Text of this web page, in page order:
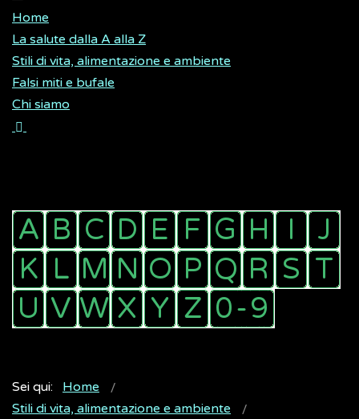
Home
La salute dalla A alla Z
Stili di vita, alimentazione e ambiente
Falsi miti e bufale
Chi siamo
Sei qui:
Home
Stili di vita, alimentazione e ambiente